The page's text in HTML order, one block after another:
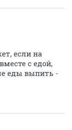
если на
с едой,
еды выпить -